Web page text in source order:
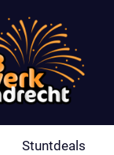
Stuntdeals